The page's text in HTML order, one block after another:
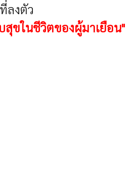
ลงตัว
สุขในชีวิตของผู้มาเยือน"